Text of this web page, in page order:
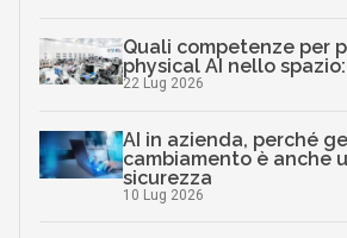
Quali competenze per
physical AI nello
22 Lug 2026
AI in azienda, perché
cambiamento è anche
sicurezza
10 Lug 2026